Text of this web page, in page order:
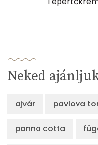
Neked
ajvár pavlova
panna cotta